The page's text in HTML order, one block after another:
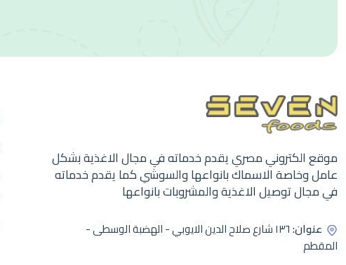
موقع الكتروني مصري يقدم خدماته في مجال الاغذية بشكل
عامل وخاصة الاسماك بانواعها والسوشي كما يقدم خدماته
في مجال توصيل الاغذية والمشروبات بانواعها
عنوان:
١٣٦ شارع صلاح الدين الايوبي - الهضبة الوسطى -
المقطم